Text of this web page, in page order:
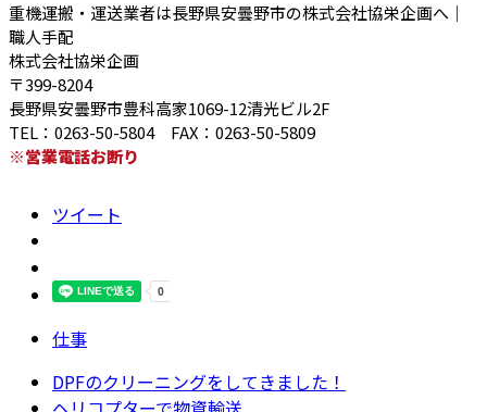
重機運搬・運送業者は長野県安曇野市の株式会社協栄企画へ｜
職人手配
株式会社協栄企画
〒399-8204
長野県安曇野市豊科高家1069-12清光ビル2F
TEL：0263-50-5804 FAX：0263-50-5809
※営業電話お断り
ツイート
仕事
DPFのクリーニングをしてきました！